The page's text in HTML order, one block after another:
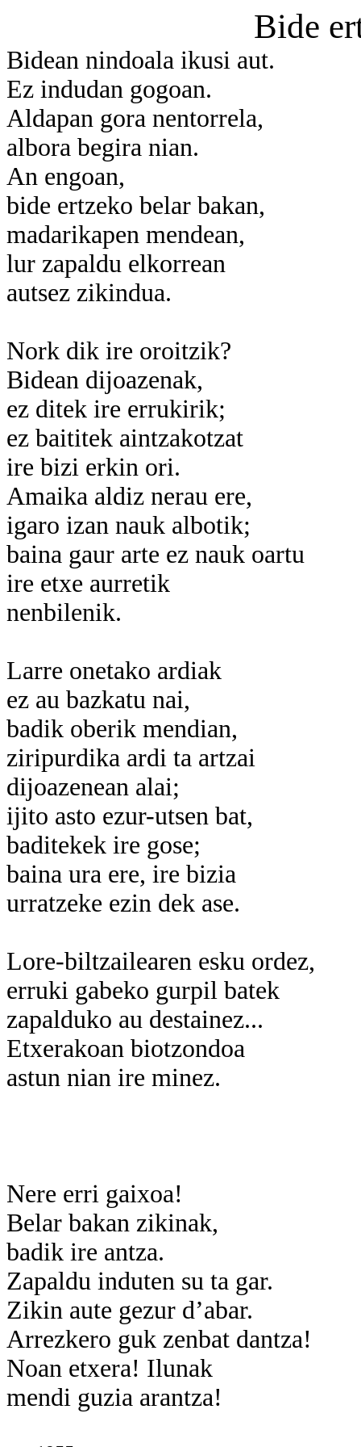
Bide
Bidean nindoala ikusi aut.
Ez indudan gogoan.
Aldapan gora nentorrela,
albora begira nian.
An engoan,
bide ertzeko belar bakan,
madarikapen mendean,
lur zapaldu elkorrean
autsez zikindua.
Nork dik ire oroitzik?
Bidean dijoazenak,
ez ditek ire errukirik;
ez baititek aintzakotzat
ire bizi erkin ori.
Amaika aldiz nerau ere,
igaro izan nauk albotik;
baina gaur arte ez nauk oartu
ire etxe aurretik
nenbilenik.
Larre onetako ardiak
ez au bazkatu nai,
badik oberik mendian,
ziripurdika ardi ta artzai
dijoazenean alai;
ijito asto ezur-utsen bat,
baditekek ire gose;
baina ura ere, ire bizia
urratzeke ezin dek ase.
Lore-biltzailearen esku ordez,
erruki gabeko gurpil batek
zapalduko au destainez...
Etxerakoan biotzondoa
astun nian ire minez.
Nere erri gaixoa!
Belar bakan zikinak,
badik ire antza.
Zapaldu induten su ta gar.
Zikin aute gezur d’abar.
Arrezkero guk zenbat dantza!
Noan etxera! Ilunak
mendi guzia arantza!